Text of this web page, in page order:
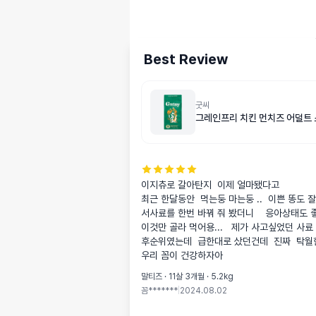
Best Review
굿씨
그레인프리 치킨 먼치즈 어덜
이지츄로 갈아탄지  이제 얼마됐다고
최근 한달동안  먹는둥 마는둥 ..  이쁜 똥도
서사료를 한번 바꿔 줘 봤더니    응아상태도
이것만 골라 먹어용...   제가 사고싶었던 사
후순위였는데  급한대로 샀던건데  진짜  탁
우리 꼼이 건강하자아
말티즈 · 11살 3개월 · 5.2kg
꼼******* 2024.08.02